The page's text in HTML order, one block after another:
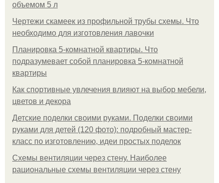
объемом 5 л
Чертежи скамеек из профильной трубы схемы. Что
необходимо для изготовления лавочки
Планировка 5-комнатной квартиры. Что
подразумевает собой планировка 5-комнатной
квартиры
Как спортивные увлечения влияют на выбор мебели,
цветов и декора
Детские поделки своими руками. Поделки своими
руками для детей (120 фото): подробный мастер-
класс по изготовлению, идеи простых поделок
Схемы вентиляции через стену. Наиболее
рациональные схемы вентиляции через стену